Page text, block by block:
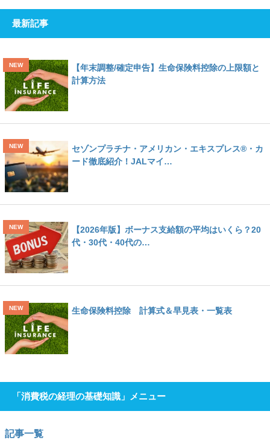
最新記事
【年末調整/確定申告】生命保険料控除の上限額と
計算方法
セゾンプラチナ・アメリカン・エキスプレス®・カ
ード徹底紹介！JALマイ…
【2026年版】ボーナス支給額の平均はいくら？20
代・30代・40代の…
生命保険料控除 計算式＆早見表・一覧表
「消費税の経理の基礎知識」メニュー
記事一覧